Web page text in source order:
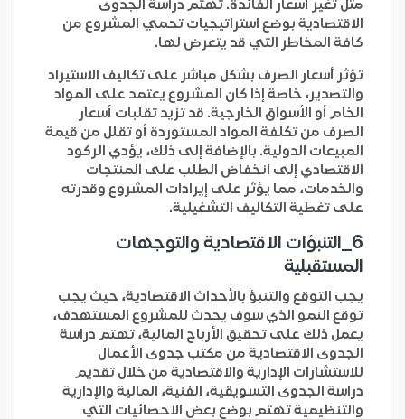
مثل تغير أسعار الفائدة. تهتم دراسة الجدوى
الاقتصادية بوضع استراتيجيات تحمي المشروع من
كافة المخاطر التي قد يتعرض لها.
تؤثر أسعار الصرف بشكل مباشر على تكاليف الاستيراد
والتصدير، خاصة إذا كان المشروع يعتمد على المواد
الخام أو الأسواق الخارجية. قد تزيد تقلبات أسعار
الصرف من تكلفة المواد المستوردة أو تقلل من قيمة
المبيعات الدولية. بالإضافة إلى ذلك، يؤدي الركود
الاقتصادي إلى انخفاض الطلب على المنتجات
والخدمات، مما يؤثر على إيرادات المشروع وقدرته
على تغطية التكاليف التشغيلية.
6_ التنبؤات الاقتصادية والتوجهات
المستقبلية
يجب التوقع والتنبؤ بالأحداث الاقتصادية، حيث يجب
توقع النمو الذي سوف يحدث للمشروع المستهدف،
يعمل ذلك على تحقيق الأرباح المالية، تهتم دراسة
الجدوى الاقتصادية من مكتب جدوى الأعمال
للاستشارات الإدارية والاقتصادية من خلال تقديم
دراسة الجدوى التسويقية، الفنية، المالية والإدارية
والتنظيمية تهتم بوضع بعض الاحصائيات التي